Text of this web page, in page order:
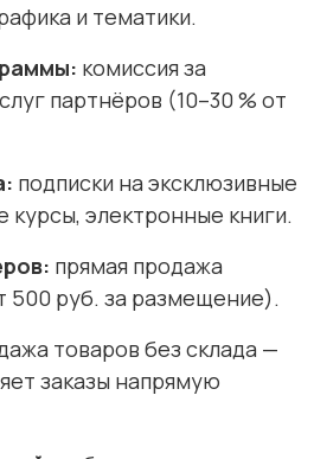
и тематики.
комиссия за
партнёров (10–30 % от
подписки на эксклюзивные
курсы, электронные книги.
прямая продажа
500 руб. за размещение).
товаров без склада —
заказы напрямую